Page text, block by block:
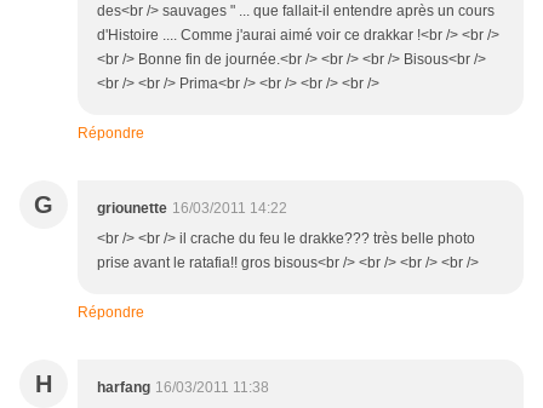
des<br /> sauvages " ... que fallait-il entendre après un cours
d'Histoire .... Comme j'aurai aimé voir ce drakkar !<br /> <br />
<br /> Bonne fin de journée.<br /> <br /> <br /> Bisous<br />
<br /> <br /> Prima<br /> <br /> <br /> <br />
Répondre
G griounette 16/03/2011 14:22
<br /> <br /> il crache du feu le drakke??? très belle photo
prise avant le ratafia!! gros bisous<br /> <br /> <br /> <br />
Répondre
H harfang 16/03/2011 11:38